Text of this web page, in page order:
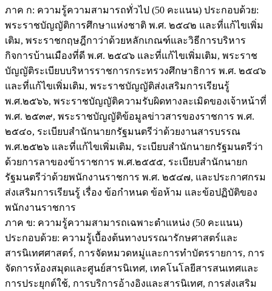
รู้
ประจำ
จังหวัด
นครนายก
ชิ้น
ภาค ก: ความรู้ความสามารถทั่วไป (50 คะแนน) ประกอบด้วย:
พระราชบัญญัติการศึกษาแห่งชาติ พ.ศ. ๒๕๔๒ และที่แก้ไขเพิ่ม
เติม, พระราชกฤษฎีกาว่าด้วยหลักเกณฑ์และวิธีการบริหาร
กิจการบ้านเมืองที่ดี พ.ศ. ๒๕๔๖ และที่แก้ไขเพิ่มเติม, พระราช
บัญญัติระเบียบบริหารราชการกระทรวงศึกษาธิการ พ.ศ. ๒๕๔๖
และที่แก้ไขเพิ่มเติม, พระราชบัญญัติส่งเสริมการเรียนรู้
พ.ศ.๒๕๖๖, พระราชบัญญัติความรับผิดทางละเมิดของเจ้าหน้าที่
พ.ศ. ๒๕๓๙, พระราชบัญญัติข้อมูลข่าวสารของราชการ พ.ศ.
๒๕๔๐, ระเบียบสำนักนายกรัฐมนตรีว่าด้วยงานสารบรรณ
พ.ศ.๒๕๒๖ และที่แก้ไขเพิ่มเติม, ระเบียบสำนักนายกรัฐมนตรีว่า
ด้วยการลาของข้าราชการ พ.ศ.๒๕๕๕, ระเบียบสำนักนายก
รัฐมนตรีว่าด้วยพนักงานราชการ พ.ศ. ๒๕๔๗, และประกาศกรม
ส่งเสริมการเรียนรู้ เรื่อง ข้อกำหนด ข้อห้าม และข้อปฏิบัติของ
พนักงานราชการ
ภาค ข: ความรู้ความสามารถเฉพาะตำแหน่ง (50 คะแนน)
ประกอบด้วย: ความรู้เบื้องต้นทางบรรณารักษศาสตร์และ
สารนิเทศศาสตร์, การจัดหมวดหมู่และการทำบัตรรายการ, การ
จัดการห้องสมุดและศูนย์สารนิเทศ, เทคโนโลยีสารสนเทศและ
การประยุกต์ใช้, การบริการอ้างอิงและสารนิเทศ, การส่งเสริม